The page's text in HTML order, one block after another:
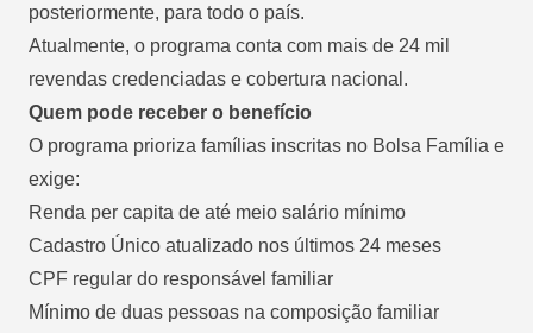
posteriormente, para todo o país.
Atualmente, o programa conta com mais de 24 mil
revendas credenciadas e cobertura nacional.
Quem pode receber o benefício
O programa prioriza famílias inscritas no Bolsa Família e
exige:
Renda per capita de até meio salário mínimo
Cadastro Único atualizado nos últimos 24 meses
CPF regular do responsável familiar
Mínimo de duas pessoas na composição familiar